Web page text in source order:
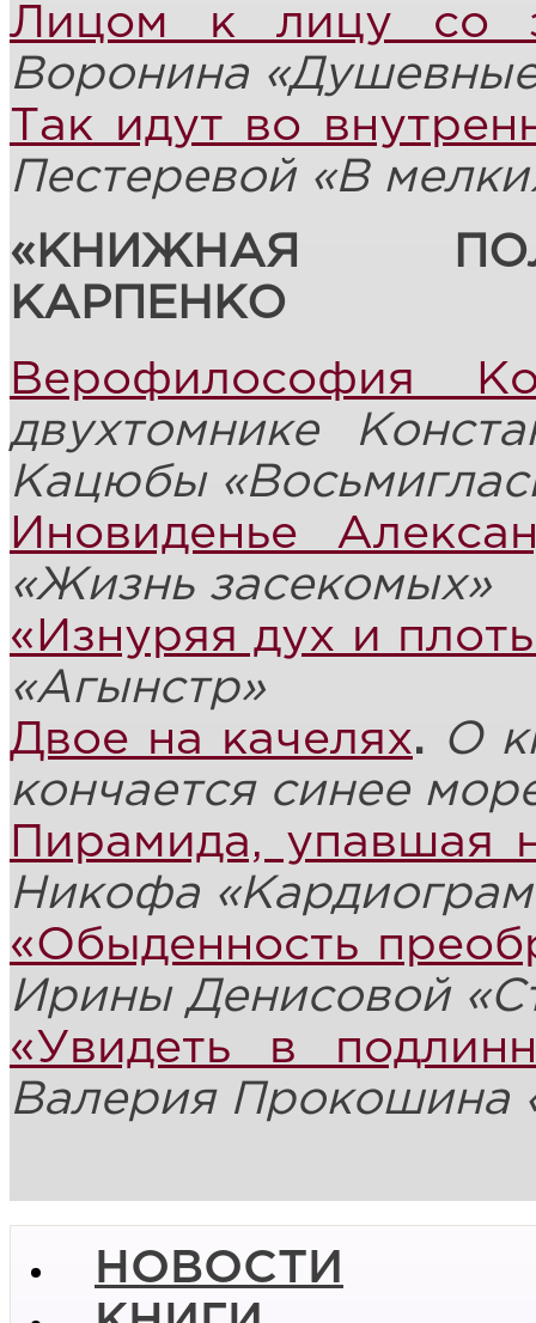
Лицом к лицу со
Воронина
Так идут во
Пестеревой «В
«КНИЖНАЯ
КАРПЕНКО
Верофилософия
двухтомнике
Кацюбы «
Иновиденье
«Жизнь засекомых»
«Изнуряя дух и
«Агынстр»
Двое на качелях. О
кончается синее
Пирамида, упавшая
Никофа
«Обыденность
Ирины Денисовой «
«Увидеть в
Валерия Прокошина
НОВОСТИ